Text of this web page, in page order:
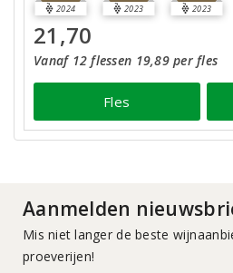
2024 2023 2023
21,70
Vanaf 12 flessen 19,89 per fles
Fles
Aanmelden
Mis niet langer de beste
proeverijen!